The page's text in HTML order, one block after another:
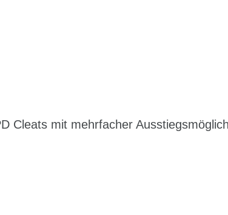
Cleats mit mehrfacher